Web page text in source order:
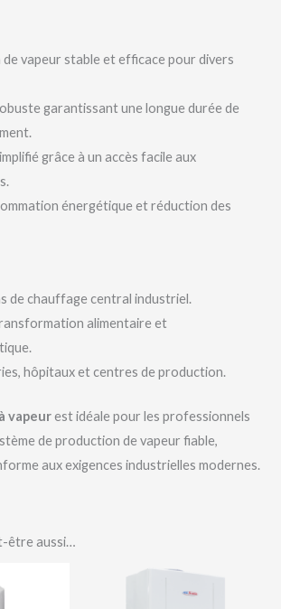
vapeur stable et efficace pour divers
garantissant une longue durée de
grâce à un accès facile aux
énergétique et réduction des
de chauffage central industriel.
alimentaire et
hôpitaux et centres de production.
vapeurest idéale pour les professionnels
de production de vapeur fiable,
aux exigences industrielles modernes.
être aussi…